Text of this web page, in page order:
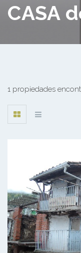
CASA
1 propiedades